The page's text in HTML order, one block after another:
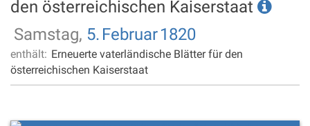
den österreichischen Kaiserstaat
Samstag, 5. Februar1820
enthält: Erneuerte vaterländische Blätter für den
österreichischen Kaiserstaat